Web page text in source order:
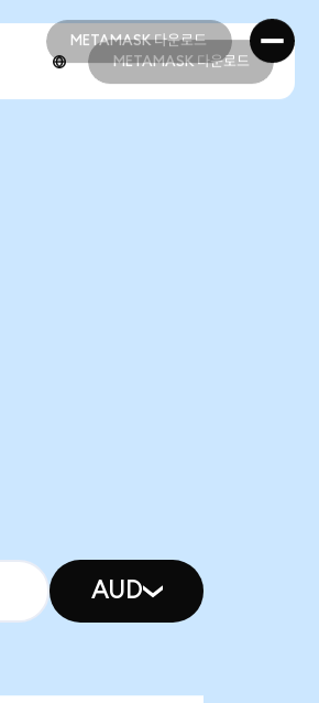
METAMASK 다운로드
METAMASK 다운로드
METAMASK 다운로드
AUD